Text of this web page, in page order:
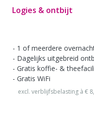
Logies & ontbijt
1 of meerdere
Dagelijks uitgebreid
Gratis koffie- &
Gratis WiFi
excl. verblijfsbelasting à €